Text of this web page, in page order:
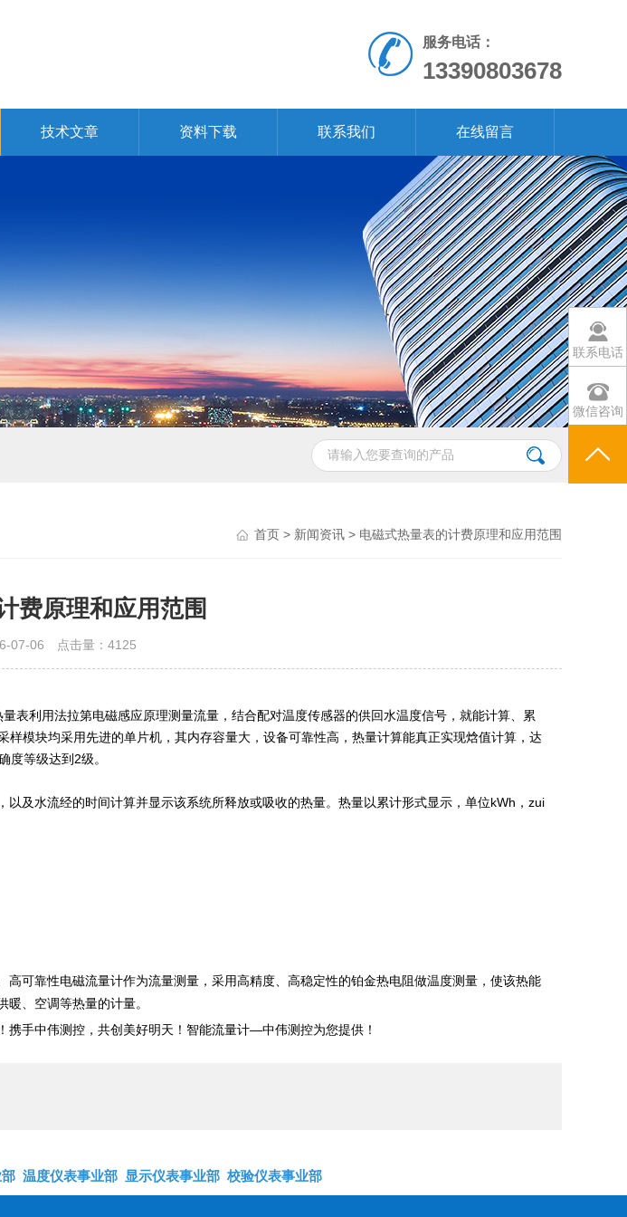
服务电话：
13390803678
技术文章 资料下载 联系我们 在线留言
首页 > 新闻资讯 > 电磁式热量表的计费原理和应用范围
费原理和应用范围
07-06 点击量： 4125
表利用法拉第电磁感应原理测量流量，结合配对温度传感器的供回水温度信号，就能计算、累
模块均采用先进的单片机，其内存容量大，设备可靠性高，热量计算能真正实现焓值计算，达
等级达到2级。
及水流经的时间计算并显示该系统所释放或吸收的热量。热量以累计形式显示，单位kWh，zui
可靠性电磁流量计作为流量测量，采用高精度、高稳定性的铂金热电阻做温度测量，使该热能
、空调等热量的计量。
携手中伟测控，共创美好明天 ！智能流量计—中伟测控为您提供！
温度仪表事业部 显示仪表事业部 校验仪表事业部
联系电话
微信咨询